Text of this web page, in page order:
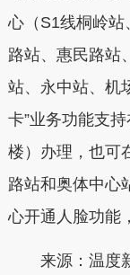
心（S1线桐岭站
路站、惠民路站
站、永中站、机
卡”业务功能支
楼）办理，也可
路站和奥体中心
心开通人脸功能
来源：温度